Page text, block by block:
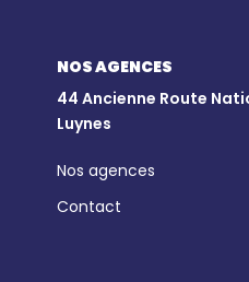
NOS AGENCES
44 Ancienne Route
Luynes
Nos agences
Contact